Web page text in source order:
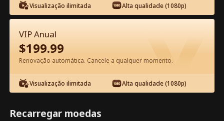
Episódio 17 - Um Amor Proibido nos
Hamptons: O Irmão da Minha BFF
Filme completo
0-49 50-60 Todos os episódios
17 18 20 21
Visualização ilimitada Alta qualidade (1080p)
VIP Anual
$199.99
Renovação automática. Cancele a qualquer momento.
Visualização ilimitada Alta qualidade (1080p)
Recarregar moedas